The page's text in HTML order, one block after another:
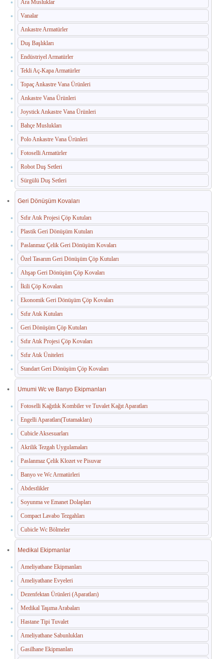
Ara Musluklar
Vanalar
Ankastre Armatürler
Duş Başlıkları
Endüstriyel Armatürler
Tekli Aç-Kapa Armatürler
Topaç Ankastre Vana Ürünleri
Ankastre Vana Ürünleri
Joystick Ankastre Vana Ürünleri
Bahçe Muslukları
Polo Ankastre Vana Ürünleri
Fotoselli Armatürler
Robot Duş Setleri
Sürgülü Duş Setleri
Geri Dönüşüm Kovaları
Sıfır Atık Projesi Çöp Kutuları
Plastik Geri Dönüşüm Kutuları
Paslanmaz Çelik Geri Dönüşüm Kovaları
Özel Tasarım Geri Dönüşüm Çöp Kutuları
Ahşap Geri Dönüşüm Çöp Kovaları
İkili Çöp Kovaları
Ekonomik Geri Dönüşüm Çöp Kovaları
Sıfır Atık Kutuları
Geri Dönüşüm Çöp Kutuları
Sıfır Atık Projesi Çöp Kovaları
Sıfır Atık Üniteleri
Standart Geri Dönüşüm Çöp Kovaları
Umumi Wc ve Banyo Ekipmanları
Fotoselli Kağıtlık Kombiler ve Tuvalet Kağıt Aparatları
Engelli Aparatları(Tutamakları)
Cubicle Aksesuarları
Akrilik Tezgah Uygulamaları
Paslanmaz Çelik Klozet ve Pisuvar
Banyo ve Wc Armatürleri
Abdestlikler
Soyunma ve Emanet Dolapları
Compact Lavabo Tezgahları
Cubicle Wc Bölmeler
Medikal Ekipmanlar
Ameliyathane Ekipmanları
Ameliyathane Evyeleri
Dezenfektan Ürünleri (Aparatları)
Medikal Taşıma Arabaları
Hastane Tipi Tuvalet
Ameliyathane Sabunlukları
Gasilhane Ekipmanları